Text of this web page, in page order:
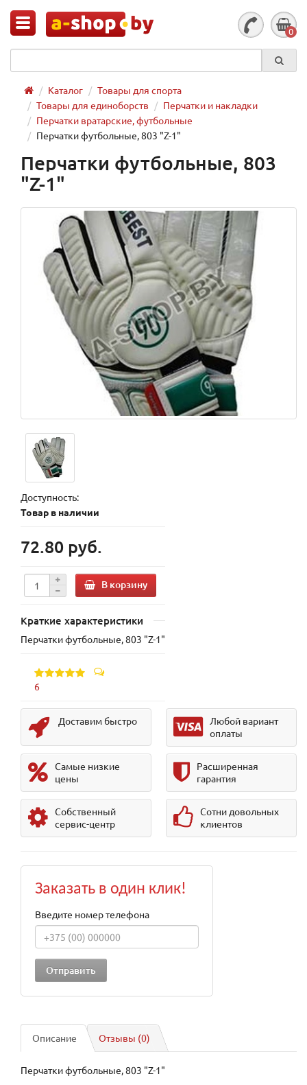
0
Каталог
Товары для спорта
Товары для единоборств
Перчатки и накладки
Перчатки вратарские, футбольные
Перчатки футбольные, 803 "Z-1"
Перчатки футбольные, 803
"Z-1"
Доступность:
Товар в наличии
72.80 руб.
В корзину
Краткие характеристики
Перчатки футбольные, 803 "Z-1"
6
Доставим быстро
Любой вариант
оплаты
Самые низкие
цены
Расширенная
гарантия
Собственный
сервис-центр
Сотни довольных
клиентов
Заказать в один клик!
Введите номер телефона
Описание Отзывы (0)
Перчатки футбольные, 803 "Z-1"